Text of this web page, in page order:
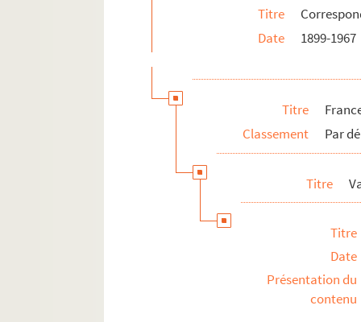
Titre
Date
1899-1967
Titre
Classement
Par
Titre
Titre
Date
Présentation du
contenu